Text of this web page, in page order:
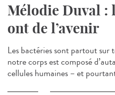
Mélodie Duval :
ont de l’avenir
Les bactéries sont partout sur
notre corps est composé
cellules humaines – et